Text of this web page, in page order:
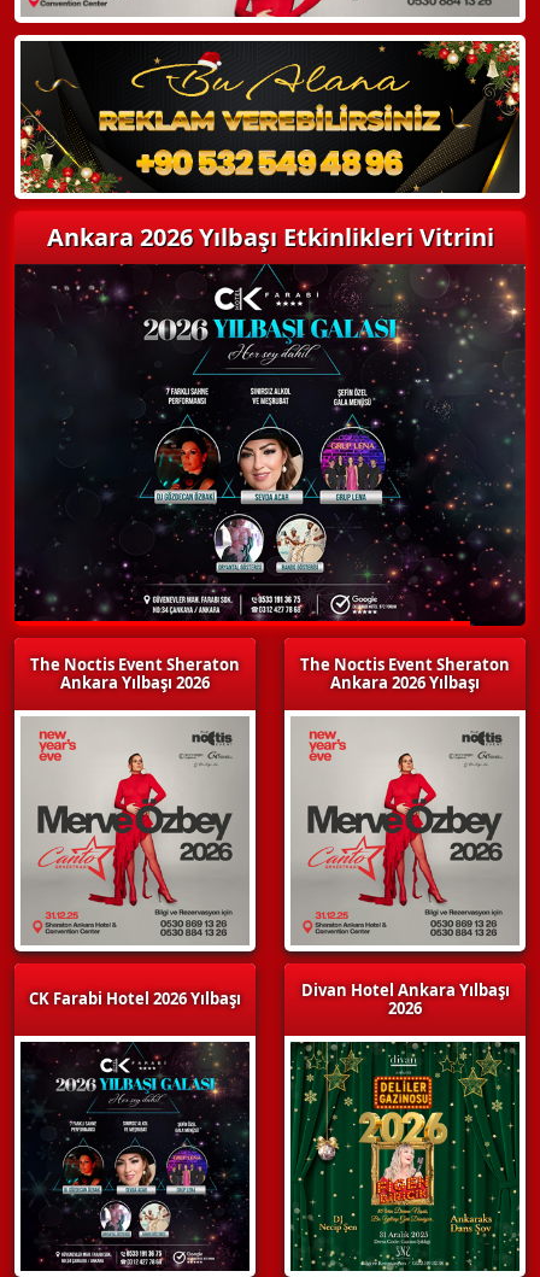
Detaylı Bilgi Alın
Ankara 2026 Yılbaşı Etkinlikleri Vitrini
The Noctis Event Sheraton
Ankara Yılbaşı 2026
CK Farabi Hotel 2026 Yılbaşı
The Noctis Event Sheraton
Ankara 2026 Yılbaşı
Divan Hotel Ankara Yılbaşı
2026